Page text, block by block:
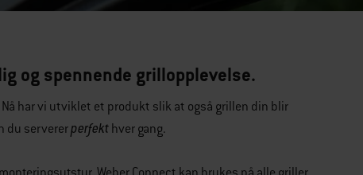
og spennende grillopplevelse.
har vi utviklet et produkt slik at også grillen din blir
du servererperfekt hver gang.